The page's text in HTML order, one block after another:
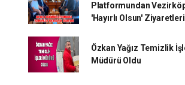
Platformundan
'Hayırlı Olsun' Ziyaretleri
Özkan Yağız Temizlik
Müdürü Oldu